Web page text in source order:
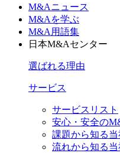
M&Aニュース
M&Aを学ぶ
M&A用語集
日本M&Aセンター
選ばれる理由
サービス
サービスリスト
安心・安全の
課題から知る
流れから知る